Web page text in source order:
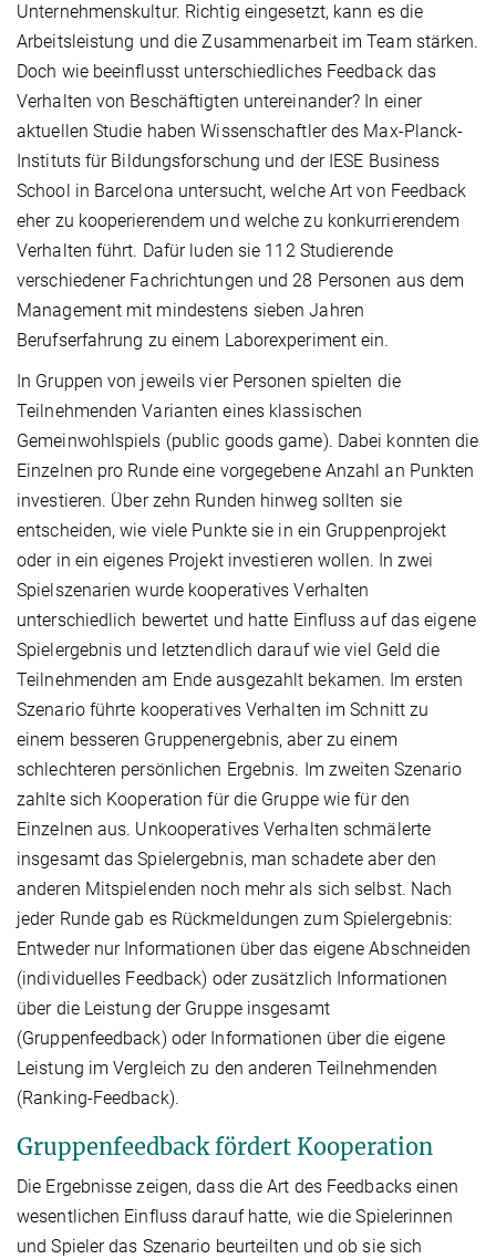
Unternehmenskultur. Richtig eingesetzt, kann es die
Arbeitsleistung und die Zusammenarbeit im Team stärken.
Doch wie beeinflusst unterschiedliches Feedback das
Verhalten von Beschäftigten untereinander? In einer
aktuellen Studie haben Wissenschaftler des Max-Planck-
Instituts für Bildungsforschung und der IESE Business
School in Barcelona untersucht, welche Art von Feedback
eher zu kooperierendem und welche zu konkurrierendem
Verhalten führt. Dafür luden sie 112 Studierende
verschiedener Fachrichtungen und 28 Personen aus dem
Management mit mindestens sieben Jahren
Berufserfahrung zu einem Laborexperiment ein.
In Gruppen von jeweils vier Personen spielten die
Teilnehmenden Varianten eines klassischen
Gemeinwohlspiels (public goods game). Dabei konnten die
Einzelnen pro Runde eine vorgegebene Anzahl an Punkten
investieren. Über zehn Runden hinweg sollten sie
entscheiden, wie viele Punkte sie in ein Gruppenprojekt
oder in ein eigenes Projekt investieren wollen. In zwei
Spielszenarien wurde kooperatives Verhalten
unterschiedlich bewertet und hatte Einfluss auf das eigene
Spielergebnis und letztendlich darauf wie viel Geld die
Teilnehmenden am Ende ausgezahlt bekamen. Im ersten
Szenario führte kooperatives Verhalten im Schnitt zu
einem besseren Gruppenergebnis, aber zu einem
schlechteren persönlichen Ergebnis. Im zweiten Szenario
zahlte sich Kooperation für die Gruppe wie für den
Einzelnen aus. Unkooperatives Verhalten schmälerte
insgesamt das Spielergebnis, man schadete aber den
anderen Mitspielenden noch mehr als sich selbst. Nach
jeder Runde gab es Rückmeldungen zum Spielergebnis:
Entweder nur Informationen über das eigene Abschneiden
(individuelles Feedback) oder zusätzlich Informationen
über die Leistung der Gruppe insgesamt
(Gruppenfeedback) oder Informationen über die eigene
Leistung im Vergleich zu den anderen Teilnehmenden
(Ranking-Feedback).
Gruppenfeedback fördert Kooperation
Die Ergebnisse zeigen, dass die Art des Feedbacks einen
wesentlichen Einfluss darauf hatte, wie die Spielerinnen
und Spieler das Szenario beurteilten und ob sie sich